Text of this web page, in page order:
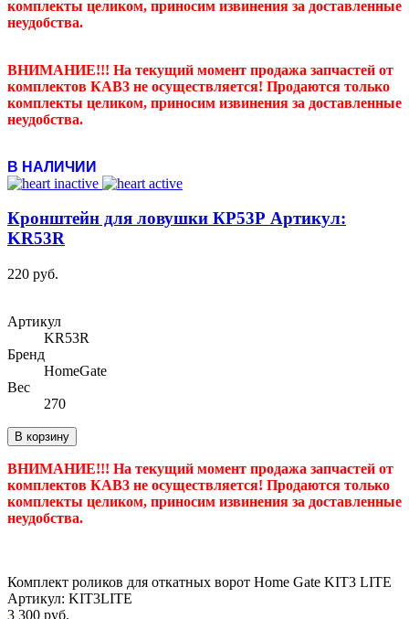
комплекты целиком, приносим извинения за доставленные
неудобства.
ВНИМАНИЕ!!! На текущий момент продажа запчастей от
комплектов КАВ3 не осуществляется! Продаются только
комплекты целиком, приносим извинения за доставленные
неудобства.
В НАЛИЧИИ
Кронштейн для ловушки КР53Р Артикул:
KR53R
220 руб.
Артикул
KR53R
Бренд
HomeGate
Вес
270
В корзину
ВНИМАНИЕ!!! На текущий момент продажа запчастей от
комплектов КАВ3 не осуществляется! Продаются только
комплекты целиком, приносим извинения за доставленные
неудобства.
Комплект роликов для откатных ворот Home Gate KIT3 LITE
Артикул: KIT3LITE
3 300 руб.